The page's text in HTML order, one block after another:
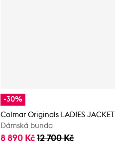
-30%
Colmar Originals LADIES JACKET
Dámská bunda
8 890 Kč 12 700 Kč